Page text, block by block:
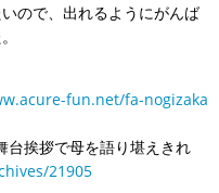
ので、出れるようにがんば
fun.net/fa-nogizaka
台挨拶で母を語り堪えきれ
21905